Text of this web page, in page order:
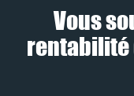
Vous
rentabilité